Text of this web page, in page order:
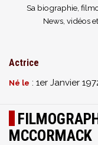
Sa biographie,
News, vidéos
Actrice
Né le : 1er Janvier
MCCORMACK